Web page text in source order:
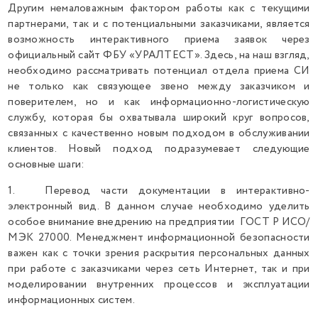
Другим немаловажным фактором работы как с текущими
партнерами, так и с потенциальными заказчиками, является
возможность интерактивного приема заявок через
официальный сайт ФБУ «УРАЛТЕСТ». Здесь, на наш взгляд,
необходимо рассматривать потенциал отдела приема СИ
не только как связующее звено между заказчиком и
поверителем, но и как информационно-логистическую
службу, которая бы охватывала широкий круг вопросов,
связанных с качественно новым подходом в обслуживании
клиентов. Новый подход подразумевает следующие
основные шаги:
1. Перевод части документации в интерактивно-
электронный вид. В данном случае необходимо уделить
особое внимание внедрению на предприятии ГОСТ Р ИСО/
МЭК 27000. Менеджмент информационной безопасности
важен как с точки зрения раскрытия персональных данных
при работе с заказчиками через сеть Интернет, так и при
моделировании внутренних процессов и эксплуатации
информационных систем.